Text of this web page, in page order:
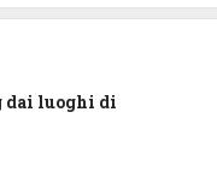
luoghi di